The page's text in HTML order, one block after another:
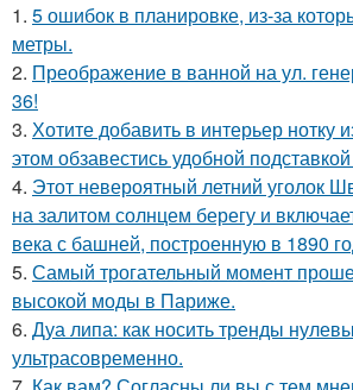
1. 5 ошибок в планировке, из-за
метры.
2. Преображение в ванной на ул.
36!
3. Хотите добавить в интерьер нотку
этом обзавестись удобной
4. Этот невероятный летний уголок
на залитом солнцем берегу и
века с башней, построенную в 1890
5. Самый трогательный момент
высокой моды в Париже.
6. Дуа липа: как носить тренды
ультрасовременно.